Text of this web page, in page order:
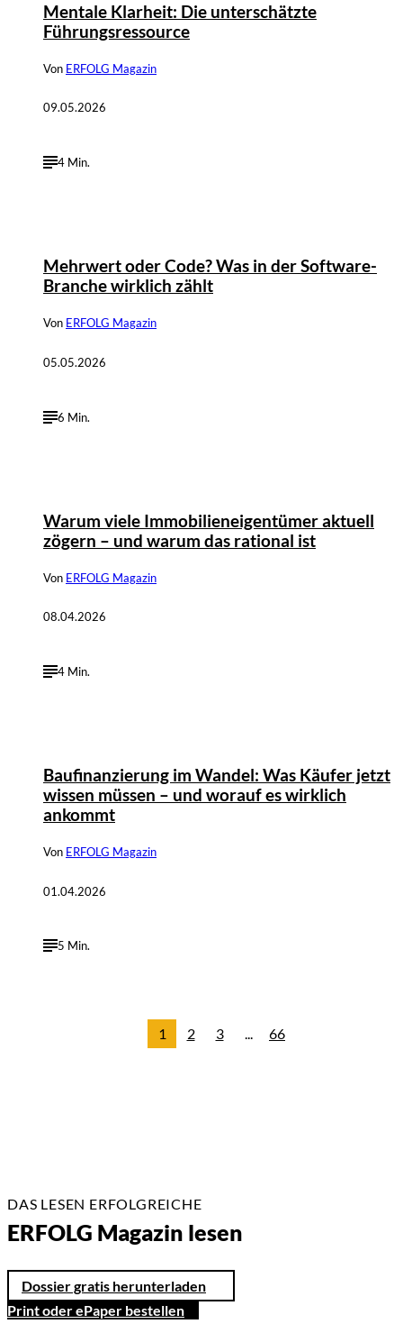
Mentale Klarheit: Die unterschätzte
Führungsressource
Von ERFOLG Magazin
09.05.2026
4 Min.
Mehrwert oder Code? Was in der Software-
Branche wirklich zählt
Von ERFOLG Magazin
05.05.2026
6 Min.
Warum viele Immobilieneigentümer aktuell
zögern – und warum das rational ist
Von ERFOLG Magazin
08.04.2026
4 Min.
Baufinanzierung im Wandel: Was Käufer jetzt
wissen müssen – und worauf es wirklich
ankommt
Von ERFOLG Magazin
01.04.2026
5 Min.
1 2 3 ... 66
DAS LESEN ERFOLGREICHE
ERFOLG Magazin lesen
Dossier gratis herunterladen
Print oder ePaper bestellen